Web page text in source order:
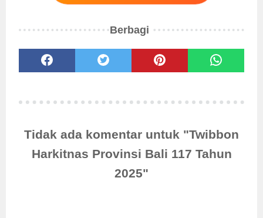
Berbagi
Tidak ada komentar untuk "Twibbon
Harkitnas Provinsi Bali 117 Tahun
2025"